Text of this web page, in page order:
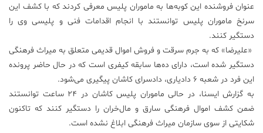
عنوان فروشنده این کوبه‌ها به ماموران پلیس معرفی کردند که با کشف این
سرنخ ماموران پلیس توانستند با انجام اقدامات فنی و پلیسی وی را
دستگیر کنند.
«علیرضا» که به جرم سرقت و فروش اموال قدیمی متعلق به میراث فرهنگی
دستگیر شده است، دارای ده‌ها سابقه کیفری است که در حال حاضر پرونده
این فرد در شعبه ۶ دادیاری، دادسرای کاشان پیگیری می‌شود.
به گزارش ایسنا، در حالی ماموران پلیس کاشان در ۲۴ ساعت توانستند
ضمن کشف اموال فرهنگی سارق و مال‌خران را دستگیر کنند که تاکنون
شکایتی از سوی سازمان میراث فرهنگی ابلاغ نشده است.